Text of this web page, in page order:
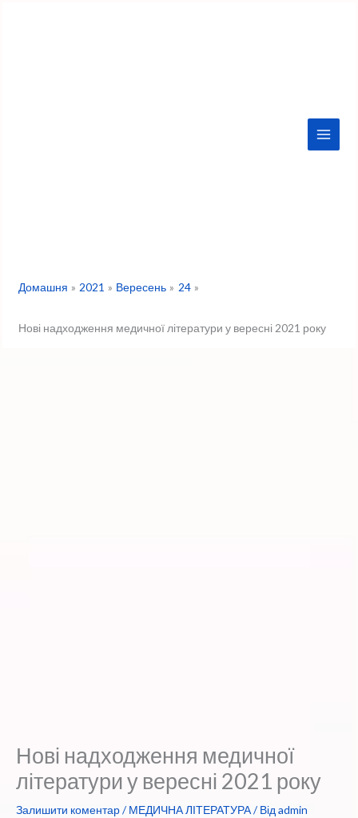
Домашня 2021 Вересень 24
Нові надходження медичної літератури у вересні 2021 року
Нові надходження медичної
літератури у вересні 2021 року
Залишити коментар/ МЕДИЧНА ЛІТЕРАТУРА/ Відadmin